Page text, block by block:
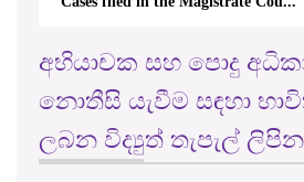
ජාත්‍යන්තර තොරතුරු
අයිතිවාසිකම් දින
අභියාචක සහ පොදු
නොතීසි යැවීම සඳහා
ලබන විද්‍යුත් තැපැල්
rticappeals@gmail.com